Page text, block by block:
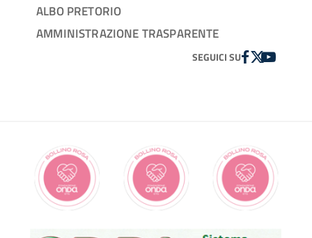
ALBO PRETORIO
AMMINISTRAZIONE TRASPARENTE
SEGUICI SUFACEBOOK
TWITTER
YOUTUBE